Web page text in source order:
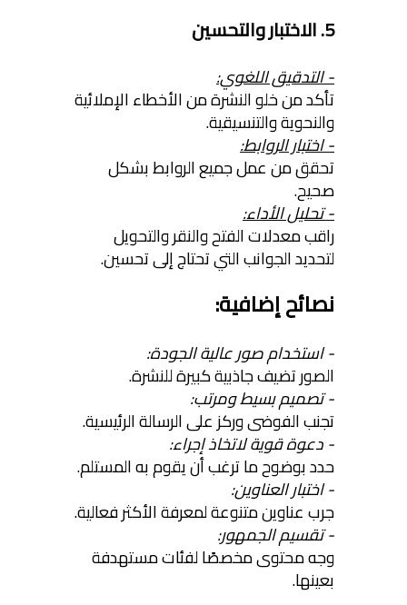
5. الاختبار والتحسين
- التدقيق اللغوي:
تأكد من خلو النشرة من الأخطاء الإملائية
والنحوية والتنسيقية.
- اختبار الروابط:
تحقق من عمل جميع الروابط بشكل
صحيح.
- تحليل الأداء:
راقب معدلات الفتح والنقر والتحويل
لتحديد الجوانب التي تحتاج إلى تحسين.
نصائح إضافية:
- استخدام صور عالية الجودة:
الصور تضيف جاذبية كبيرة للنشرة.
- تصميم بسيط ومرتب:
تجنب الفوضى وركز على الرسالة الرئيسية.
- دعوة قوية لاتخاذ إجراء:
حدد بوضوح ما ترغب أن يقوم به المستلم.
- اختبار العناوين:
جرب عناوين متنوعة لمعرفة الأكثر فعالية.
- تقسيم الجمهور:
وجه محتوى مخصصًا لفئات مستهدفة
بعينها.